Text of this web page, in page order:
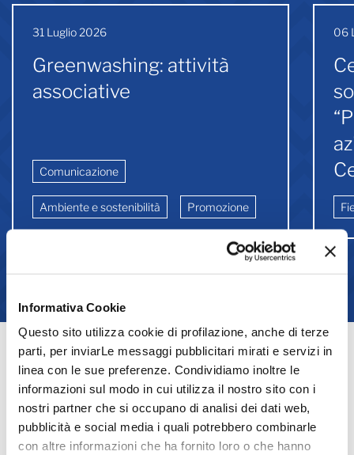
Informativa Cookie
Questo sito utilizza cookie di profilazione, anche di terze
parti, per inviarLe messaggi pubblicitari mirati e servizi in
linea con le sue preferenze. Condividiamo inoltre le
informazioni sul modo in cui utilizza il nostro sito con i
nostri partner che si occupano di analisi dei dati web,
pubblicità e social media i quali potrebbero combinarle
con altre informazioni che ha fornito loro o che hanno
31 Luglio 2026
Greenwashing: attività
associative
Comunicazione
Ambiente e sostenibilità Promozione
06
Prossimi Eventi
Vedi tutti gli eventi